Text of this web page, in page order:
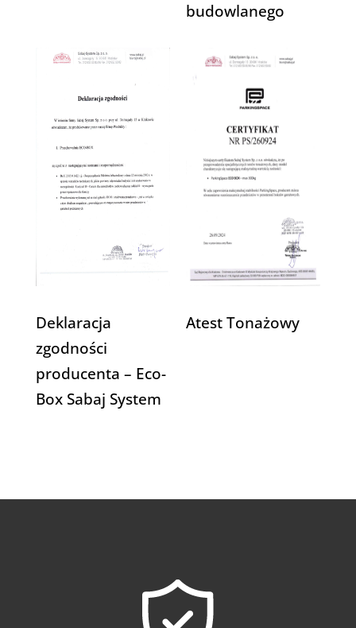
budowlanego
Deklaracja
zgodności
producenta – Eco-
Box Sabaj System
Atest Tonażowy